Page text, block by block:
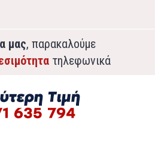
μας, παρακαλούμε
τηλεφωνικά